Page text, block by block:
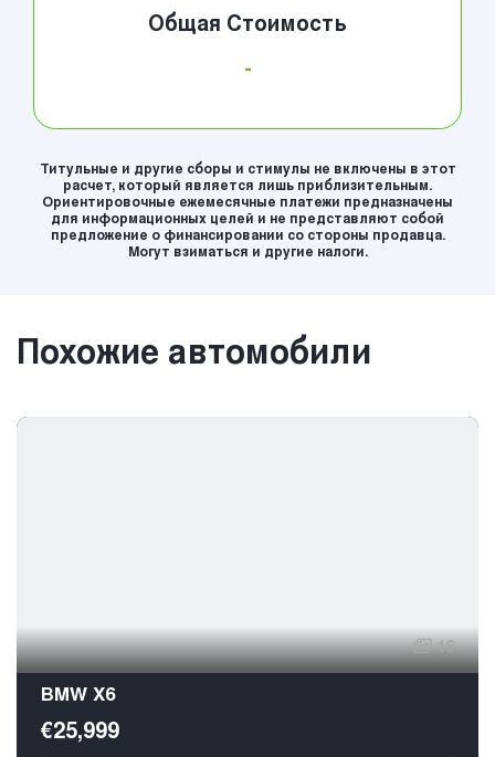
Общая Стоимость
-
Титульные и другие сборы и стимулы не включены в этот
расчет, который является лишь приблизительным.
Ориентировочные ежемесячные платежи предназначены
для информационных целей и не представляют собой
предложение о финансировании со стороны продавца.
Могут взиматься и другие налоги.
Похожие автомобили
16
BMW X6
€25,999